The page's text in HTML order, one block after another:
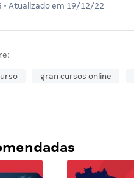
• Atualizado em 19/12/22
gran cursos online